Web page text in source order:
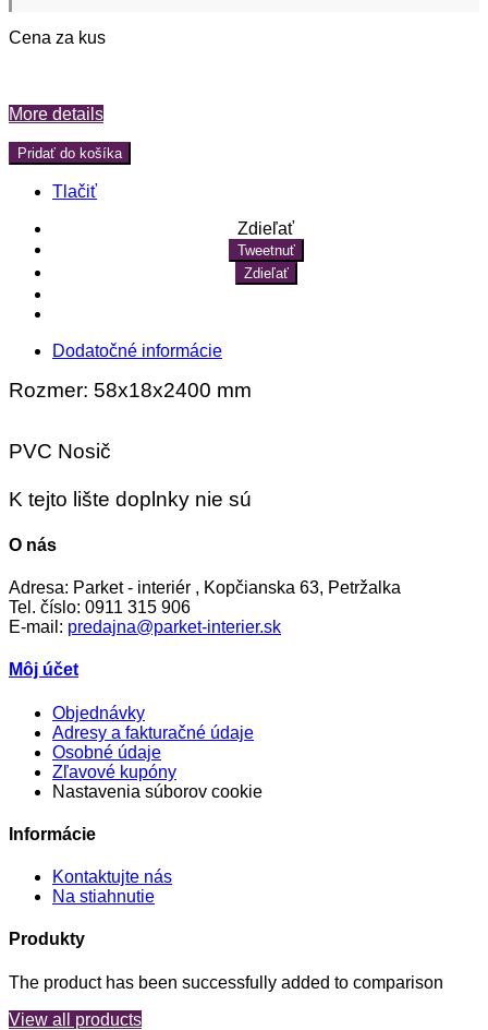
Cena za kus
More details
Pridať do košíka
Tlačiť
Zdieľať
Tweetnuť
Zdieľať
Dodatočné informácie
Rozmer: 58x18x2400 mm
PVC Nosič
K tejto lište doplnky nie sú
O nás
Adresa: Parket - interiér , Kopčianska 63, Petržalka
Tel. číslo: 0911 315 906
E-mail: predajna@parket-interier.sk
Môj účet
Objednávky
Adresy a fakturačné údaje
Osobné údaje
Zľavové kupóny
Nastavenia súborov cookie
Informácie
Kontaktujte nás
Na stiahnutie
Produkty
The product has been successfully added to comparison
View all products